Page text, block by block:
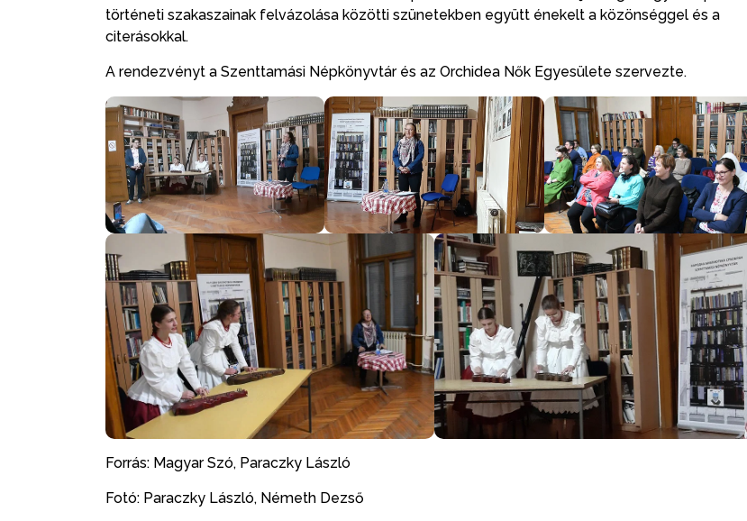
történeti szakaszainak felvázolása közötti szünetekben együtt énekelt a közönséggel és a
citerásokkal.
A rendezvényt a Szenttamási Népkönyvtár és az Orchidea Nők Egyesülete szervezte.
Forrás: Magyar Szó, Paraczky László
Fotó: Paraczky László, Németh Dezső